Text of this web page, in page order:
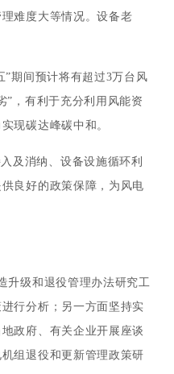
难度大等情况。设备老
”期间预计将有超过3万台风
”，有利于充分利用风能资
现碳达峰碳中和。
及消纳、设备设施循环利
良好的政策保障，为风电
升级和退役管理办法研究工
行分析；另一方面坚持实
政府、有关企业开展座谈
组退役和更新管理政策研